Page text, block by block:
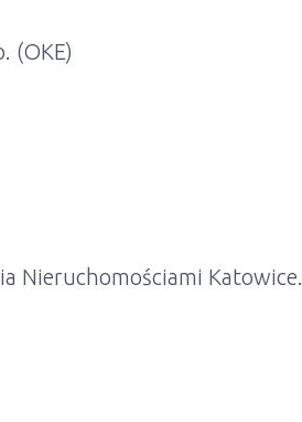
(OKE)
Nieruchomościami Katowice.